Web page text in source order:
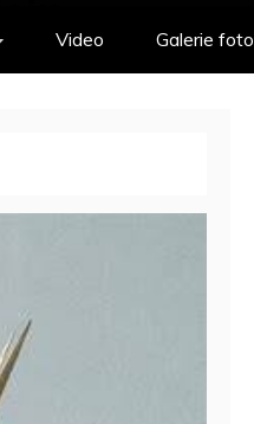
Video Galerie foto